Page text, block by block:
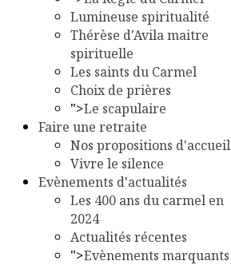
Lumineuse spiritualité
Thérèse d'Avila maitre
spirituelle
Les saints du Carmel
Choix de prières
">Le scapulaire
Faire une retraite
Nos propositions d'accueil
Vivre le silence
Evènements d'actualités
Les 400 ans du carmel en
2024
Actualités récentes
">Evènements marquants